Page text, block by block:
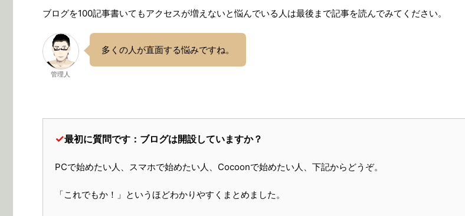
ブログを100記事書いてもアクセスが増えないと悩んでいる人は最後まで記事を読んでみてください。
管理人
多くの人が直面する悩みですね。
✓最初に質問です：ブログは開設していますか？
PCで始めたい人、スマホで始めたい人、Cocoonで始めたい人、下記からどうぞ。
「これでもか！」というほどわかりやすくまとめました。